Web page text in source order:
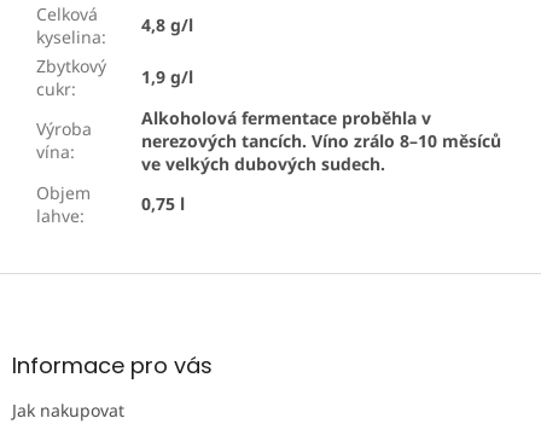
Celková
kyselina:
4,8 g/l
Zbytkový
cukr:
1,9 g/l
Výroba
vína:
Alkoholová fermentace proběhla v
nerezových tancích. Víno zrálo 8–10 měsíců
ve velkých dubových sudech.
Objem
lahve:
0,75 l
Z
aInformace pro vás
Jak nakupovat